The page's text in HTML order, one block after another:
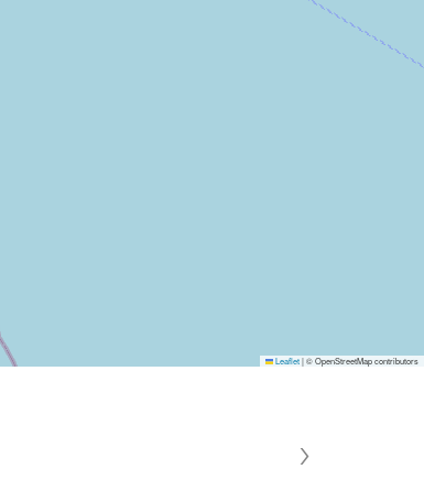
Leaflet|© OpenStreetMap contributors
›